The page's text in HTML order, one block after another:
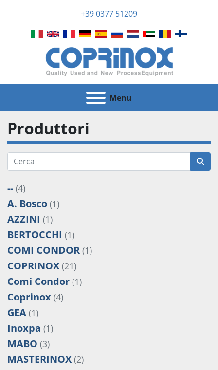
+39 0377 51209
Menu
Produttori
-- (4)
A. Bosco (1)
AZZINI (1)
BERTOCCHI (1)
COMI CONDOR (1)
COPRINOX (21)
Comi Condor (1)
Coprinox (4)
GEA (1)
Inoxpa (1)
MABO (3)
MASTERINOX (2)